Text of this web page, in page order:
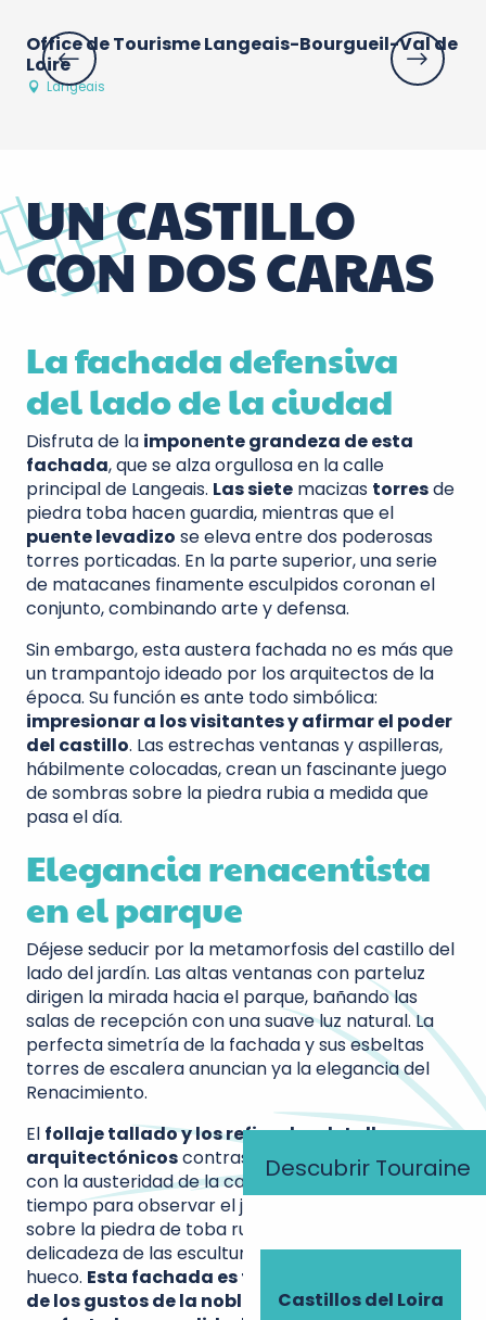
Descubrir Touraine
Castillos del Loira
Office de Tourisme Langeais-Bourgueil-Val de
Loire
Langeais
UN CASTILLO
CON DOS CARAS
La fachada defensiva
del lado de la ciudad
Disfruta de la imponente grandeza de esta
fachada, que se alza orgullosa en la calle
principal de Langeais. Las siete macizas torresde
piedra toba hacen guardia, mientras que el
puente levadizo se eleva entre dos poderosas
torres porticadas. En la parte superior, una serie
de matacanes finamente esculpidos coronan el
conjunto, combinando arte y defensa.
Sin embargo, esta austera fachada no es más que
un trampantojo ideado por los arquitectos de la
época. Su función es ante todo simbólica:
impresionar a los visitantes y afirmar el poder
del castillo. Las estrechas ventanas y aspilleras,
hábilmente colocadas, crean un fascinante juego
de sombras sobre la piedra rubia a medida que
pasa el día.
Elegancia renacentista
en el parque
Déjese seducir por la metamorfosis del castillo del
lado del jardín. Las altas ventanas con parteluz
dirigen la mirada hacia el parque, bañando las
salas de recepción con una suave luz natural. La
perfecta simetría de la fachada y sus esbeltas
torres de escalera anuncian ya la elegancia del
Renacimiento.
El follaje tallado y los refinados detalles
arquitectónicoscontrastan armoniosamente
con la austeridad de la cara norte. Tómese su
tiempo para observar el juego de luces y sombras
sobre la piedra de toba rubia, que revela la
delicadeza de las esculturas que adornan cada
hueco. Esta fachada es testigo de la evolución
de los gustos de la nobleza, que privilegiaba el